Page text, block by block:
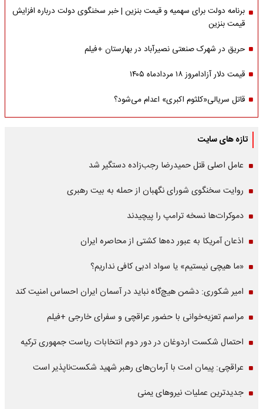
برنامه دولت برای سهمیه و قیمت بنزین | خبر سخنگوی دولت درباره افزایش
قیمت بنزین
حریق در شهرک صنعتی نصیرآباد در بهارستان +فیلم
قیمت دلار آزادامروز ۱۸ مردادماه ۱۴۰۵
قاتل سریالی«کلثوم اکبری» اعدام می‌شود؟
تازه های سایت
عامل اصلی قتل حمیدرضا رجب‌زاده دستگیر شد
روایت سخنگوی شورای نگهبان از حمله به بیت رهبری
دموکرات‌ها نسخه ترامپ را پیچیدند
اذعان آمریکا به عبور ده‌ها کشتی از محاصره ایران
«ما هیچی نیستیم» یا سواد ادبی کافی نداریم؟
امیر شکوری: دشمن هیچ‌گاه نباید در آسمان ایران احساس امنیت کند
مراسم تعزیه‌خوانی با حضور عراقچی و سفرای خارجی +فیلم
احتمال شکست اردوغان در دور دوم انتخابات ریاست جمهوری ترکیه
عراقچی: پیمان امت با آرمان‌های رهبر شهید شکست‌ناپذیر است
جدیدترین عملیات نیروهای یمنی